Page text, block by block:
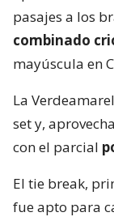
pasajes a los
combinado
mayúscula en
La
set y,
con el parcial
El tie break,
fue apto para